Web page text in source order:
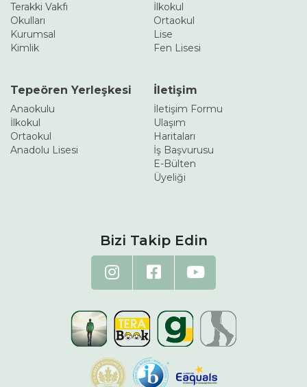
Terakki Vakfı
Okulları
Kurumsal
Kimlik
İlkokul
Ortaokul
Lise
Fen Lisesi
Tepeören Yerleşkesi
Anaokulu
İlkokul
Ortaokul
Anadolu Lisesi
İletişim
İletişim Formu
Ulaşım
Haritaları
İş Başvurusu
E-Bülten
Üyeliği
Bizi Takip Edin